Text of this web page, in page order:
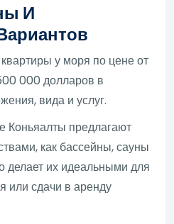
И
у моря по цене от
000 долларов в
вида и услуг.
Коньяалты предлагают
как бассейны, сауны
делает их идеальными для
или сдачи в аренду